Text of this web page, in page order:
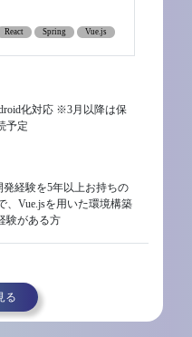
React Spring Vue.js
化対応 ※3月以降は保
予定
発経験を5年以上お持ちの
、Vue.jsを用いた環境構築
験がある方
る